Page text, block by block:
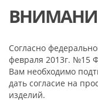
Согласно
февраля 2013г. №15
Вам необходимо
дать согласие на
изделий.